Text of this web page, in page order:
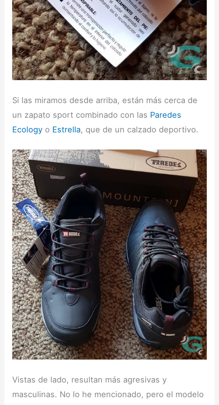
Si las miramos desde arriba, están más cerca de
un zapato sport combinado con las Paredes
Ecology o Estrella, que de un calzado deportivo.
Vistas de lado, resultan más agresivas y
masculinas. No lo he mencionado, pero el modelo